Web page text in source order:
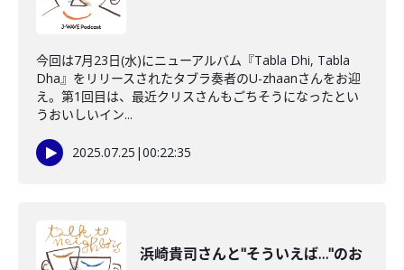
今回は7月23日(水)にニューアルバム『Tabla Dhi, Tabla
Dha』をリリースされたタブラ奏者のU-zhaanさんをお迎
え。第1回目は、最近クリスさんもごちそうになったとい
うおいしいイン...
2025.07.25 |00:22:35
浜崎貴司さんと"そういえば…"のお